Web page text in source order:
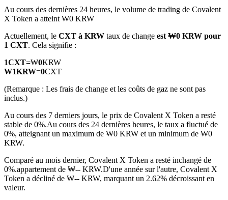
TradFi
Produits dérivés sur actions, forex, métaux précieux et matières
premières
Futures USDC
Futures utilisant l'USDC comme garantie
Au cours des dernières 24 heures, le volume de trading de Covalent
X Token a atteint ₩0 KRW
Actuellement, le CXT à KRW taux de change est ₩0 KRW pour
1 CXT. Cela signifie :
1CXT=₩0KRW
₩1KRW=0CXT
(Remarque : Les frais de change et les coûts de gaz ne sont pas
inclus.)
Au cours des 7 derniers jours, le prix de Covalent X Token a resté
stable de 0%.Au cours des 24 dernières heures, le taux a fluctué de
0%, atteignant un maximum de ₩0 KRW et un minimum de ₩0
KRW.
Comparé au mois dernier, Covalent X Token a resté inchangé de
0%.appartement de ₩-- KRW.D'une année sur l'autre, Covalent X
Token a décliné de ₩-- KRW, marquant un 2.62% décroissant en
valeur.